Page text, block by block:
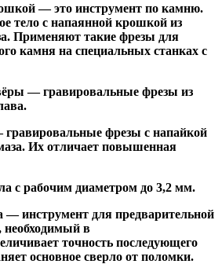
— это инструмент по камню.
тело с напаянной крошкой из
Применяют такие фрезы для
камня на специальных станках с
— гравировальные фрезы из
фрезы с напайкой
Их отличает повышенная
с рабочим диаметром до 3,2 мм.
— инструмент для предварительной
необходимый в
точность последующего
основное сверло от поломки.